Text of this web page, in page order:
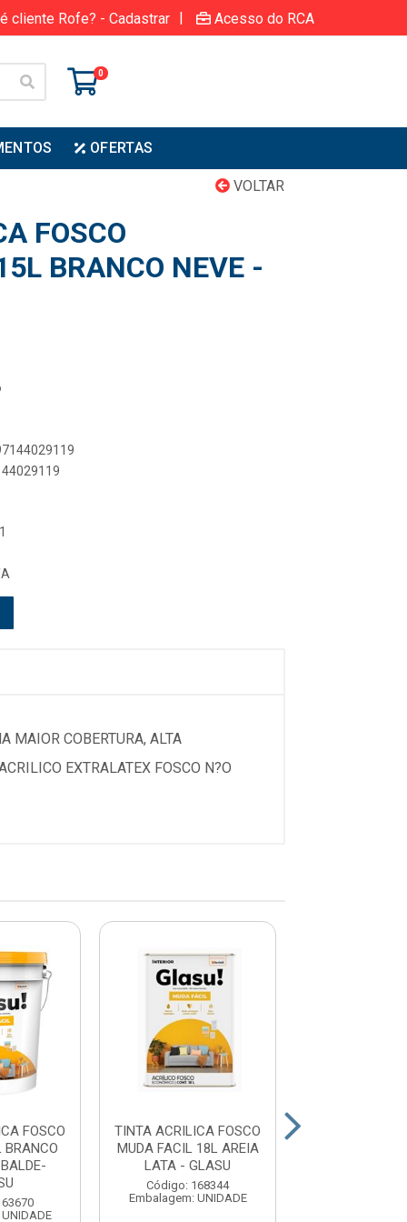
cliente Rofe? - Cadastrar | Acesso do RCA
0
OFERTAS
VOLTAR
FOSCO
BRANCO NEVE -
MAIOR COBERTURA, ALTA
EXTRALATEX FOSCO N?O
FOSCO
BRANCO
TINTA ACRILICA FOSCO
MUDA FACIL 18L AREIA
LATA - GLASU
Código: 168344
Embalagem: UNIDADE